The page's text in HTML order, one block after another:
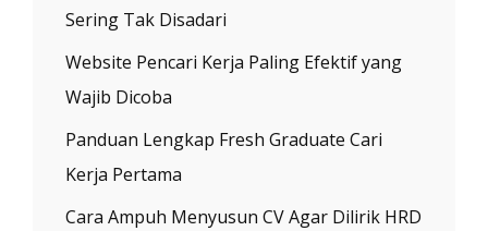
Sering Tak Disadari
Website Pencari Kerja Paling Efektif yang
Wajib Dicoba
Panduan Lengkap Fresh Graduate Cari
Kerja Pertama
Cara Ampuh Menyusun CV Agar Dilirik HRD